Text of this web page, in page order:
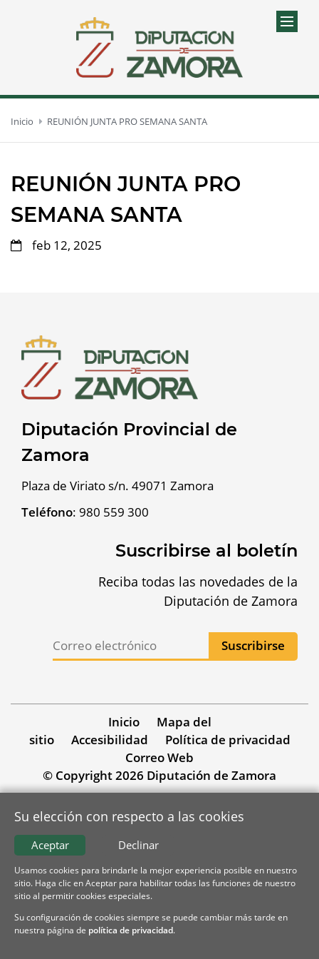
Inicio REUNIÓN JUNTA PRO SEMANA SANTA
REUNIÓN JUNTA PRO
SEMANA SANTA
feb 12, 2025
Diputación Provincial de
Zamora
Plaza de Viriato s/n. 49071 Zamora
Teléfono: 980 559 300
Suscribirse al boletín
Reciba todas las novedades de la
Diputación de Zamora
Inicio
Mapa del
sitio
Accesibilidad
Política de privacidad
Correo Web
© Copyright 2026 Diputación de Zamora
Su elección con respecto a las cookies
Declinar
Aceptar
Usamos cookies para brindarle la mejor experiencia posible en nuestro
sitio. Haga clic en Aceptar para habilitar todas las funciones de nuestro
sitio al permitir cookies especiales.
Su configuración de cookies siempre se puede cambiar más tarde en
nuestra página de política de privacidad.